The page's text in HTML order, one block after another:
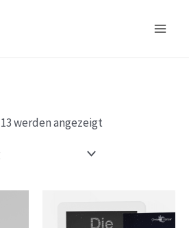
werden angezeigt